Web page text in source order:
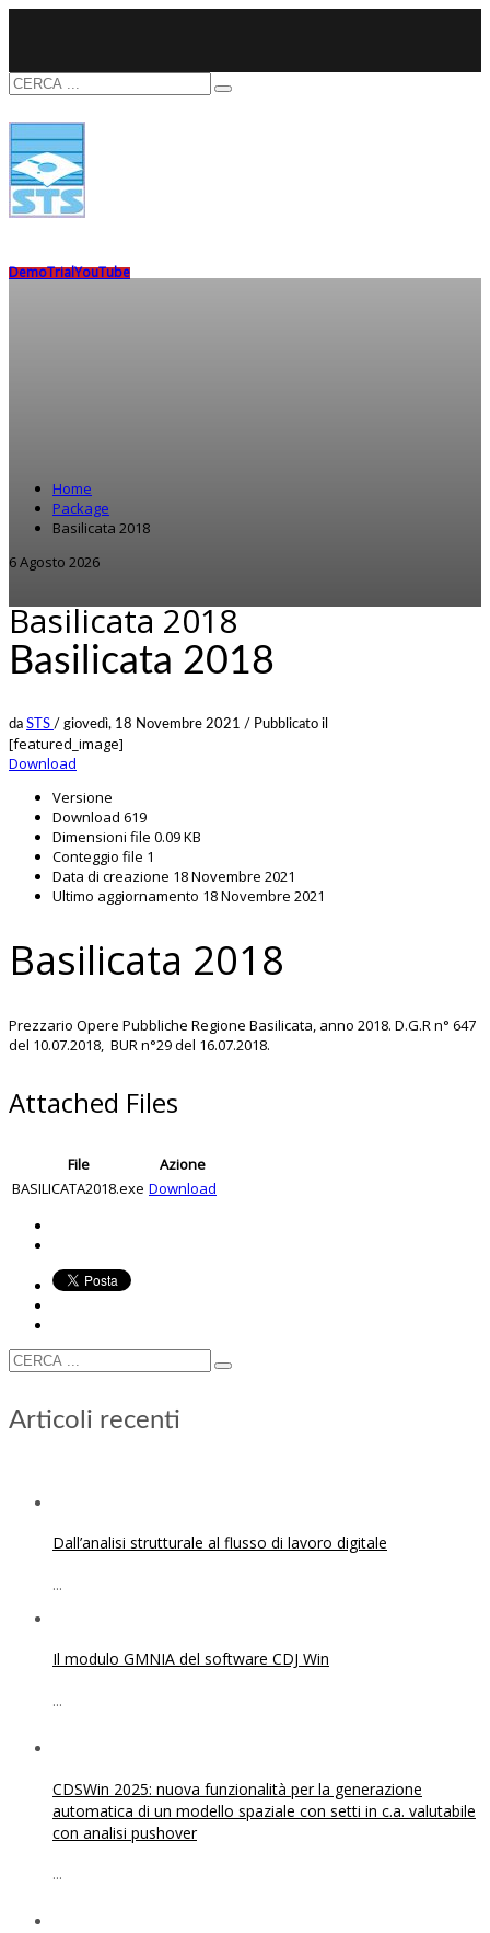
DemoTrialYouTube
Home
Package
Basilicata 2018
6 Agosto 2026
Basilicata 2018
Basilicata 2018
da STS / giovedì, 18 Novembre 2021 / Pubblicato il
[featured_image]
Download
Versione
Download 619
Dimensioni file 0.09 KB
Conteggio file 1
Data di creazione 18 Novembre 2021
Ultimo aggiornamento 18 Novembre 2021
Basilicata 2018
Prezzario Opere Pubbliche Regione Basilicata, anno 2018. D.G.R n° 647
del 10.07.2018, BUR n°29 del 16.07.2018.
Attached Files
File
Azione
BASILICATA2018.exe Download
Articoli recenti
Dall’analisi strutturale al flusso di lavoro digitale
...
Il modulo GMNIA del software CDJ Win
...
CDSWin 2025: nuova funzionalità per la generazione
automatica di un modello spaziale con setti in c.a. valutabile
con analisi pushover
...